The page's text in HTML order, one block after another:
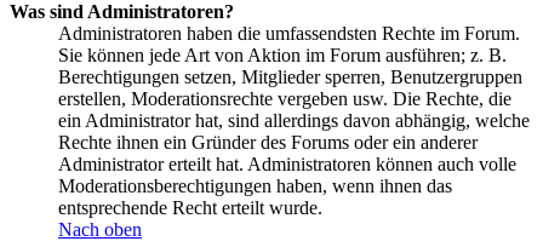
Was sind Administratoren?
Administratoren haben die umfassendsten Rechte im Forum.
Sie können jede Art von Aktion im Forum ausführen; z. B.
Berechtigungen setzen, Mitglieder sperren, Benutzergruppen
erstellen, Moderationsrechte vergeben usw. Die Rechte, die
ein Administrator hat, sind allerdings davon abhängig, welche
Rechte ihnen ein Gründer des Forums oder ein anderer
Administrator erteilt hat. Administratoren können auch volle
Moderationsberechtigungen haben, wenn ihnen das
entsprechende Recht erteilt wurde.
Nach oben